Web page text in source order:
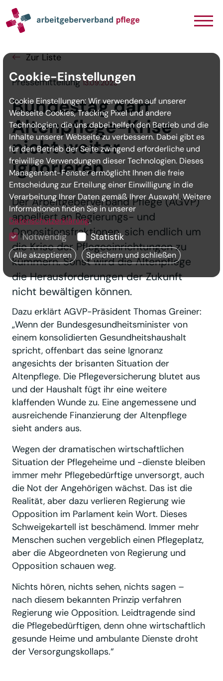
Navigation
Inhalt
Seitenabschluss
Zur Liste
Pressemitteilung13.09.2023
Bundestag darf
Altenpflege-Krise
nicht weiter
ignorieren
Der Arbeitgeberverband Pflege (AGVP)
appelliert an Regierungs- und
Oppositionsfraktionen, sich endlich um
die Krise der Pflegeeinrichtungen zu
kümmern. Sonst wird die Altenpflege
die Herausforderungen der Zukunft
nicht bewältigen können.
Dazu erklärt AGVP-Präsident Thomas Greiner:
„Wenn der Bundesgesundheitsminister von
einem konsolidierten Gesundheitshaushalt
spricht, offenbart das seine Ignoranz
angesichts der brisanten Situation der
Altenpflege. Die Pflegeversicherung blutet aus
und der Haushalt fügt ihr eine weitere
klaffenden Wunde zu. Eine angemessene und
ausreichende Finanzierung der Altenpflege
sieht anders aus.
Wegen der dramatischen wirtschaftlichen
Situation der Pflegeheime und -dienste bleiben
immer mehr Pflegebedürftige unversorgt, auch
die Not der Angehörigen wächst. Das ist die
Realität, aber dazu verlieren Regierung wie
Opposition im Parlament kein Wort. Dieses
Schweigekartell ist beschämend. Immer mehr
Menschen suchen vergeblich einen Pflegeplatz,
aber die Abgeordneten von Regierung und
Opposition schauen weg.
Nichts hören, nichts sehen, nichts sagen –
nach diesem bekannten Prinzip verfahren
Regierung wie Opposition. Leidtragende sind
die Pflegebedürftigen, denn ohne wirtschaftlich
gesunde Heime und ambulante Dienste droht
der Versorgungskollaps.“
Cookie-Einstellungen
Cookie Einstellungen: Wir verwenden auf unserer
Webseite Cookies, Tracking Pixel und andere
Technologien, die uns dabei helfen den Betrieb und die
Inhalte unserer Webseite zu verbessern. Dabei gibt es
für den Betrieb der Seite zwingend erforderliche und
freiwillige Verwendungen dieser Technologien. Dieses
Management-Fenster ermöglicht Ihnen die freie
Entscheidung zur Erteilung einer Einwilligung in die
Verarbeitung Ihrer Daten gemäß Ihrer Auswahl. Weitere
Informationen finden Sie in unserer
Datenschutzerklärung.
Notwendig Statistik
Alle akzeptieren Speichern und schließen